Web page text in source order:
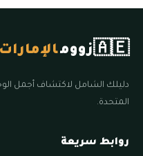
🇦🇪زوومالإمارات
دليلك الشامل لاكتشاف أجمل
المتحدة.
روابط سريعة